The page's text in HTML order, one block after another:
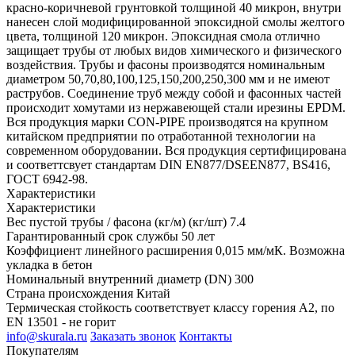
красно-коричневой грунтовкой толщиной 40 микрон, внутри
нанесен слой модифицированной эпоксидной смолы желтого
цвета, толщиной 120 микрон. Эпоксидная смола отлично
защищает трубы от любых видов химического и физического
воздействия. Трубы и фасоны производятся номинальным
диаметром 50,70,80,100,125,150,200,250,300 мм и не имеют
раструбов. Соединение труб между собой и фасонных частей
происходит хомутами из нержавеющей стали ирезины EPDM.
Вся продукция марки CON-PIPE производятся на крупном
китайском предприятии по отработанной технологии на
современном оборудовании. Вся продукция сертифицирована
и соответтсвует стандартам DIN EN877/DSEEN877, BS416,
ГОСТ 6942-98.
Характеристики
Характеристики
Вес пустой трубы / фасона (кг/м) (кг/шт) 7.4
Гарантированный срок службы 50 лет
Коэффициент линейного расширения 0,015 мм/мК. Возможна
укладка в бетон
Номинальный внутренний диаметр (DN) 300
Страна происхождения Китай
Термическая стойкость соответствует классу горения А2, по
EN 13501 - не горит
info@skurala.ru Заказать звонок Контакты
Покупателям